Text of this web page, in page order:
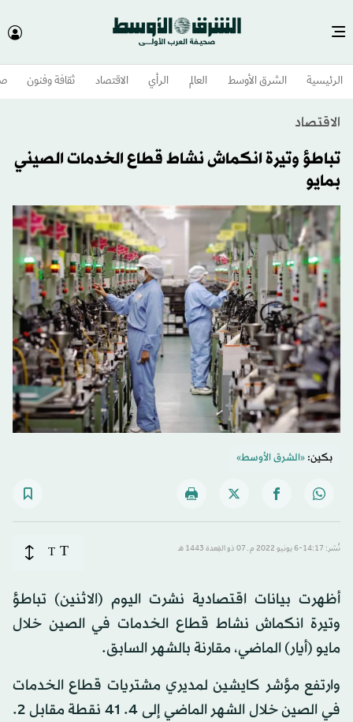
الرئيسية الشرق الأوسط​ العالم الرأي الاقتصاد ثقافة وفنون
الاقتصاد
تباطؤ وتيرة انكماش نشاط قطاع الخدمات الصيني
بمايو
بكين:«الشرق الأوسط»
نُشر: 14:17-6 يونيو 2022 م ـ 07 ذو القِعدة 1443 هـ T
T
أظهرت بيانات اقتصادية نشرت اليوم (الاثنين) تباطؤ
وتيرة انكماش نشاط قطاع الخدمات في الصين خلال
مايو (أيار) الماضي، مقارنة بالشهر السابق.
وارتفع مؤشر كايشين لمديري مشتريات قطاع الخدمات
في الصين خلال الشهر الماضي إلى 4. 41 نقطة مقابل 2.